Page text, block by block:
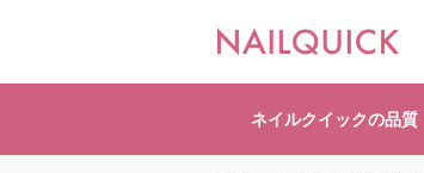
ネイルクイックの品質